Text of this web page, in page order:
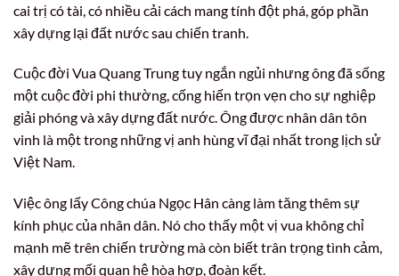
cai trị có tài, có nhiều cải cách mang tính đột phá, góp phần
xây dựng lại đất nước sau chiến tranh.
Cuộc đời Vua Quang Trung tuy ngắn ngủi nhưng ông đã sống
một cuộc đời phi thường, cống hiến trọn vẹn cho sự nghiệp
giải phóng và xây dựng đất nước. Ông được nhân dân tôn
vinh là một trong những vị anh hùng vĩ đại nhất trong lịch sử
Việt Nam.
Việc ông lấy Công chúa Ngọc Hân càng làm tăng thêm sự
kính phục của nhân dân. Nó cho thấy một vị vua không chỉ
mạnh mẽ trên chiến trường mà còn biết trân trọng tình cảm,
xây dựng mối quan hệ hòa hợp, đoàn kết.